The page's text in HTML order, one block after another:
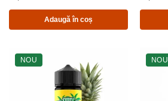
Adaugă în coș
NOU NOU